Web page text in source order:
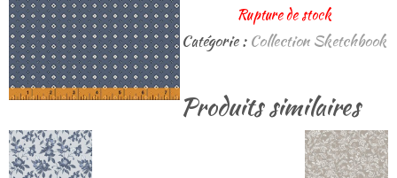
Rupture de stock
Catégorie : Collection Sketchbook
Produits similaires